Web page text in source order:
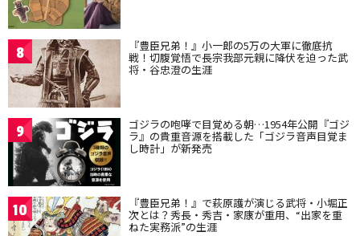
8 『豊臣兄弟！』小一郎の5万の大軍に徹底抗
戦！切腹覚悟で長宗我部元親に降伏を迫った武
将・谷忠澄の生涯
9 ゴジラの咆哮で目覚める朝…1954年公開『ゴジ
ラ』の貴重音源を搭載した「ゴジラ音声目覚ま
し時計」が新発売
10 『豊臣兄弟！』で萩原護が演じる武将・小堀正
次とは？秀長・秀吉・家康が重用、“出家を重
ねた実務派”の生涯